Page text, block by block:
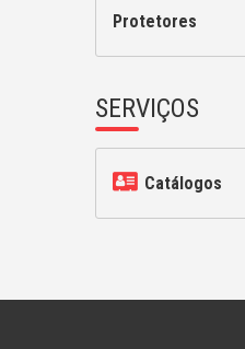
Protetores
SERVIÇOS
Catálogos